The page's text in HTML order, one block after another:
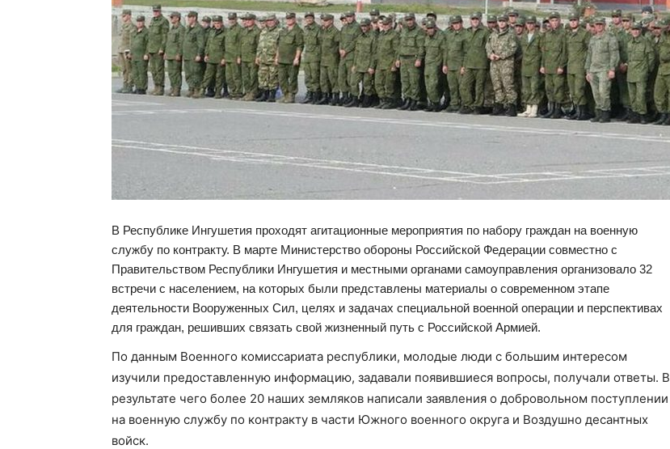
В Республике Ингушетия проходят агитационные мероприятия по набору граждан на военную
службу по контракту. В марте Министерство обороны Российской Федерации совместно с
Правительством Республики Ингушетия и местными органами самоуправления организовало 32
встречи с населением, на которых были представлены материалы о современном этапе
деятельности Вооруженных Сил, целях и задачах специальной военной операции и перспективах
для граждан, решивших связать свой жизненный путь с Российской Армией.
По данным Военного комиссариата республики, молодые люди с большим интересом
изучили предоставленную информацию, задавали появившиеся вопросы, получали ответы. В
результате чего более 20 наших земляков написали заявления о добровольном поступлении
на военную службу по контракту в части Южного военного округа и Воздушно десантных
войск.